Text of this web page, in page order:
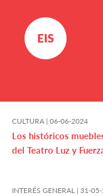
CULTURA | 06-06-2024
Los históricos
del Teatro Luz y
INTERÉS GENERAL | 31-